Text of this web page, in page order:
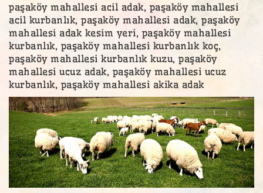
paşaköy mahallesi acil adak, paşaköy mahallesi
acil kurbanlık, paşaköy mahallesi adak, paşaköy
mahallesi adak kesim yeri, paşaköy mahallesi
kurbanlık, paşaköy mahallesi kurbanlık koç,
paşaköy mahallesi kurbanlık kuzu, paşaköy
mahallesi ucuz adak, paşaköy mahallesi ucuz
kurbanlık, paşaköy mahallesi akika adak